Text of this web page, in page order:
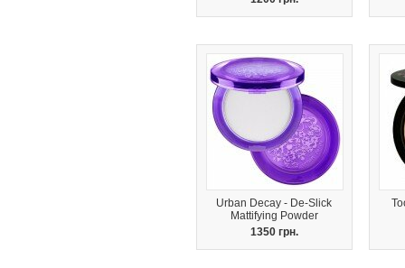
Urban Decay - De-Slick
Mattifying Powder
1350 грн.